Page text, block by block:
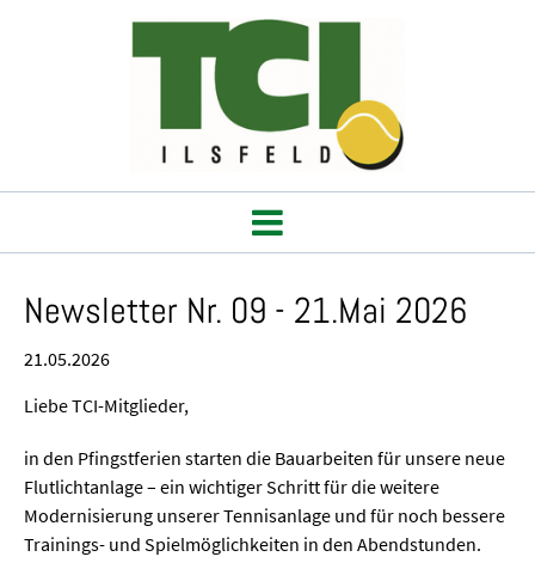
Newsletter Nr. 09 - 21.Mai 2026
21.05.2026
Liebe TCI-Mitglieder,
in den Pfingstferien starten die Bauarbeiten für unsere neue
Flutlichtanlage – ein wichtiger Schritt für die weitere
Modernisierung unserer Tennisanlage und für noch bessere
Trainings- und Spielmöglichkeiten in den Abendstunden.